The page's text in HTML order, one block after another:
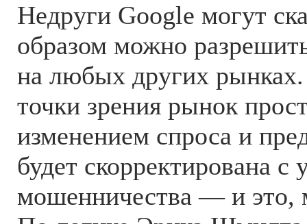
Недруги Google могут
образом можно
на любых других
точки зрения рынок
изменением спроса и
будет скорректирована с
мошенничества — и это,